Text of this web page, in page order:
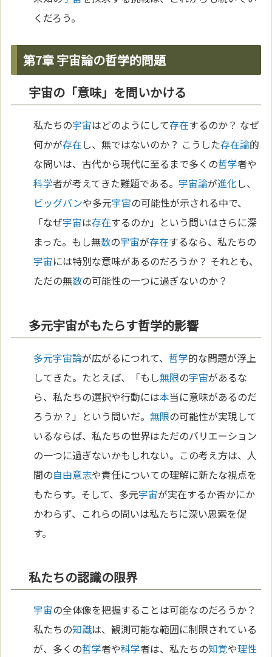
くだろう。
第7章 宇宙論の哲学的問題
宇宙の「意味」を問いかける
私たちの宇宙はどのようにして存在するのか？ なぜ
何かが存在し、無ではないのか？ こうした存在論的
な問いは、古代から現代に至るまで多くの哲学者や
科学者が考えてきた難題である。 宇宙論が進化し、
ビッグバンや多元宇宙の可能性が示される中で、
「なぜ宇宙は存在するのか」という問いはさらに深
まった。もし無数の宇宙が存在するなら、私たちの
宇宙には特別な意味があるのだろうか？ それとも、
ただの無数の可能性の一つに過ぎないのか？
多元宇宙がもたらす哲学的影響
多元宇宙論が広がるにつれて、 哲学的な問題が浮上
してきた。たとえば、「もし無限の宇宙があるな
ら、私たちの選択や行動には本当に意味があるのだ
ろうか？」という問いだ。無限の可能性が実現して
いるならば、私たちの世界はただのバリエーション
の一つに過ぎないかもしれない。この考え方は、人
間の自由意志や責任についての理解に新たな視点を
もたらす。そして、多元宇宙が実在するか否かにか
かわらず、これらの問いは私たちに深い思索を促
す。
私たちの認識の限界
宇宙の全体像を把握することは可能なのだろうか？
私たちの知識は、観測可能な範囲に制限されている
が、多くの哲学者や科学者は、私たちの知覚や理性